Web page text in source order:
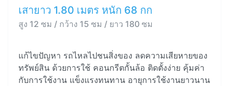
เสายาว 1.80 เมตร หนัก 68 กก
สูง 12 ซม / กว้าง 15 ซม / ยาว 180 ซม
แก้ไขปัญหา รถไหลไปชนสิ่งของ ลดความเสียหายของ
ทรัพย์สิน ด้วยการใช้ คอนกรีตกั้นล้อ ติดตั้งง่าย คุ้มค่า
กับการใช้งาน แข็งแรงทนทาน อายุการใช้งานยาวนาน